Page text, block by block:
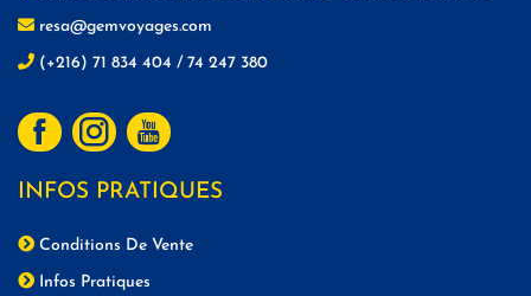
resa@gemvoyages.com
(+216) 71 834 404 / 74 247 380
INFOS PRATIQUES
Conditions De Vente
Infos Pratiques